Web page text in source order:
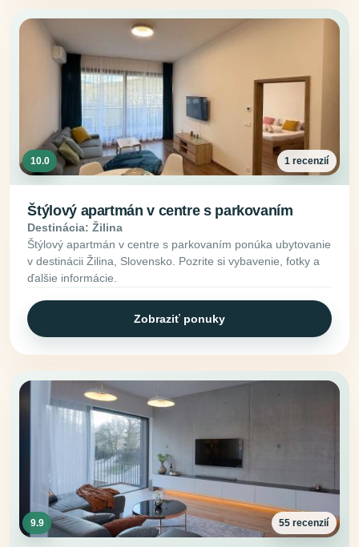
10.0 1 recenzií
Štýlový apartmán v centre s parkovaním
Destinácia: Žilina
Štýlový apartmán v centre s parkovaním ponúka ubytovanie
v destinácii Žilina, Slovensko. Pozrite si vybavenie, fotky a
ďalšie informácie.
Zobraziť ponuky
9.9 55 recenzií